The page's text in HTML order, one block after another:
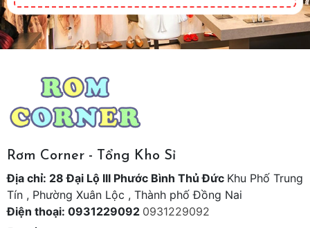
Rơm Corner - Tổng Kho Sỉ
Địa chỉ: 28 Đại Lộ III Phước Bình Thủ Đức Khu Phố Trung
Tín , Phường Xuân Lộc , Thành phố Đồng Nai
Điện thoại: 0931229092 0931229092